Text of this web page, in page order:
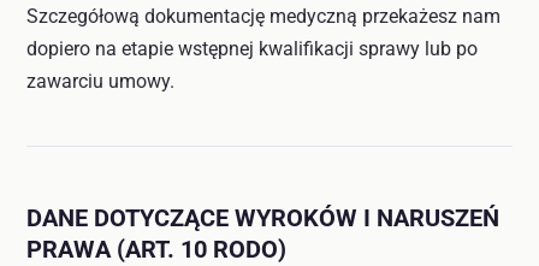
Szczegółową dokumentację medyczną przekażesz nam
dopiero na etapie wstępnej kwalifikacji sprawy lub po
zawarciu umowy.
DANE DOTYCZĄCE WYROKÓW I NARUSZEŃ
PRAWA (ART. 10 RODO)